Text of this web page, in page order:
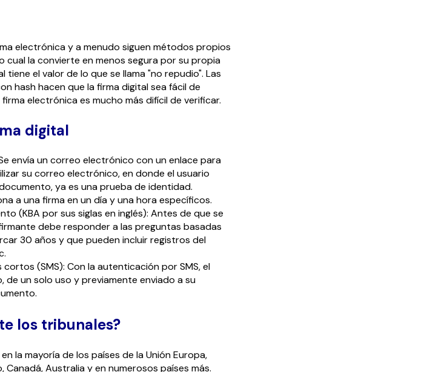
electrónica y a menudo siguen métodos propios
cual la convierte en menos segura por su propia
el valor de lo que se llama "no repudio". Las
hash hacen que la firma digital sea fácil de
electrónica es mucho más difícil de verificar.
digital
envía un correo electrónico con un enlace para
su correo electrónico, en donde el usuario
ya es una prueba de identidad.
a una firma en un día y una hora específicos.
(KBA por sus siglas en inglés): Antes de que se
debe responder a las preguntas basadas
30 años y que pueden incluir registros del
(SMS): Con la autenticación por SMS, el
un solo uso y previamente enviado a su
los tribunales?
la mayoría de los países de la Unión Europa,
Canadá, Australia y en numerosos países más.